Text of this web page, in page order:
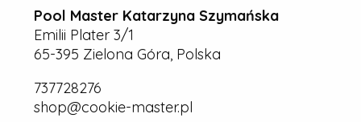
Pool Master Katarzyna Szymańska
Emilii Plater 3/1
65-395 Zielona Góra, Polska
737728276
shop@cookie-master.pl